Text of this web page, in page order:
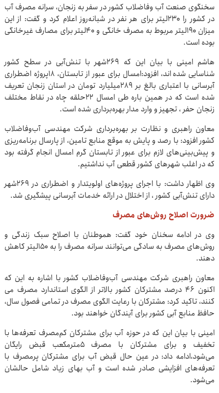
سخنگوی صنعت آب‌ وفاضلاب کشور در سفر به زنجان، سرانه مصرف آب
در کشور را ۲۳۰لیتر برای هر نفر در شبانه‌روز اعلام کرد و گفت: از این
میزان ۱۹۰لیتر مربوط به مصرف خانگی و ۴۰لیتر برای مصارف غیرخانگی
بوده است.
هاشم امینی با بیان این که ۲۶۹شهر با تنش‌آبی در سطح کشور
شناسایی شده اند، افزود:امسال برای عبور از تابستان، ۱۸پروژه اضطراری
آبرسانی با اعتباری بالغ بر ۲۸۹میلیارد تومان در استان زنجان تعریف
شده است که در همین باره طی امسال ۲۲حلقه چاه در نقاط مختلف
زنجان حفر ، تجهیز و وارد مدار بهره‌برداری شده است.
معاون راهبری و نظارت بر بهره‌برداری شرکت مهندسی آب‌وفاضلاب
کشور افزود: با رصد و پایش به موقع منابع تامین، از پارسال برنامه‌ریزی
و پیش‌بینی‌های لازم برای عبور از تابستان گرم امسال انجام گرفته بود
که در اغلب شهرهای کشور قطعی آب نداشتیم.
وی اظهار داشت: با اجرای پروژه‌های اولویتدار و اضطراری در ۲۶۹شهر
دارای تنش‌آبی کشور ، از اختلال در ارائه خدمات آبرسانی پیشگیری شد.
ضرورت اصلاح روش‌های مصرف
وی در ادامه سخنان خود گفت: هموطنان با اصلاح سبک زندگی و
روش‌های مصرف به سادگی می‌توانند سرانه مصرف را به ۱۵۰لیتر کاهش
دهند.
معاون راهبری شرکت مهندسی آب‌وفاضلاب کشور با اشاره به این که
‌اکنون ۴۶ درصد مشترکان کشور بالاتر از الگوی استاندارد مصرف می
کنند، تاکید کرد: مشترکان با رعایت الگوی مصرف در تمامی فصول سال،
حافظ منابع آبی کشور برای آیندگان خواهند بود.
امینی با بیان این که در حوزه آب برای مشترکان کم‌مصرف تعرفه‌ها با
تخفیف و برای مشترکان با مصرف ۵مترمکعب قبض رایگان
می‌شود،ادامه داد: در عین حال قبض آب برای مشترکان پرمصرف با
تعرفه‌های افزایشی صادر شده است و آب بهای زیاد شامل حالشان
می‌شود.